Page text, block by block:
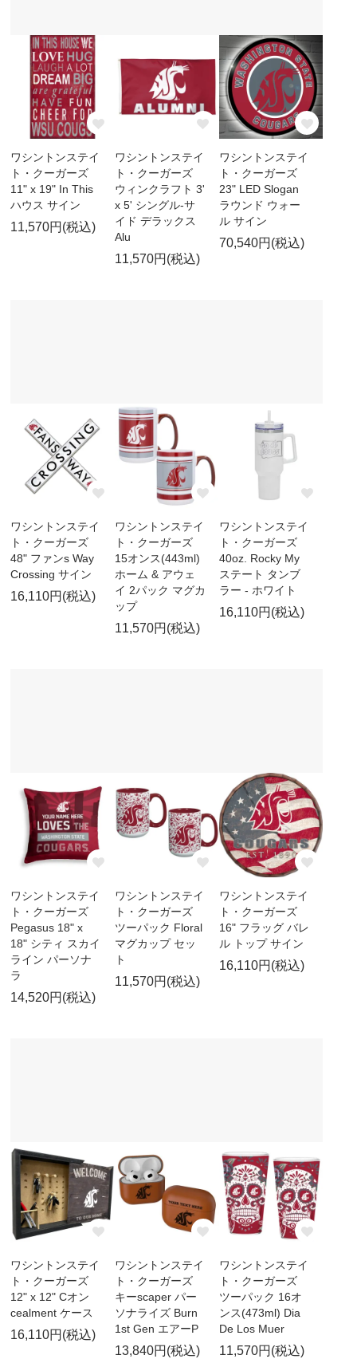
ワシントンステイ
ト・クーガーズ
11" x 19" In This
ハウス サイン
11,570円(税込)
ワシントンステイ
ト・クーガーズ
ウィンクラフト 3'
x 5' シングル-サ
イド デラックス
Alu
11,570円(税込)
ワシントンステイ
ト・クーガーズ
23" LED Slogan
ラウンド ウォー
ル サイン
70,540円(税込)
ワシントンステイ
ト・クーガーズ
48" ファンs Way
Crossing サイン
16,110円(税込)
ワシントンステイ
ト・クーガーズ
15オンス(443ml)
ホーム & アウェ
イ 2パック マグカ
ップ
11,570円(税込)
ワシントンステイ
ト・クーガーズ
40oz. Rocky My
ステート タンブ
ラー - ホワイト
16,110円(税込)
ワシントンステイ
ト・クーガーズ
Pegasus 18" x
18" シティ スカイ
ライン パーソナ
ラ
14,520円(税込)
ワシントンステイ
ト・クーガーズ
ツーパック Floral
マグカップ セッ
ト
11,570円(税込)
ワシントンステイ
ト・クーガーズ
16" フラッグ バレ
ル トップ サイン
16,110円(税込)
ワシントンステイ
ト・クーガーズ
12" x 12" Cオン
cealment ケース
16,110円(税込)
ワシントンステイ
ト・クーガーズ
キーscaper パー
ソナライズ Burn
1st Gen エアーP
13,840円(税込)
ワシントンステイ
ト・クーガーズ
ツーパック 16オ
ンス(473ml) Dia
De Los Muer
11,570円(税込)